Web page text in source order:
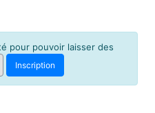
pour pouvoir laisser des
Inscription